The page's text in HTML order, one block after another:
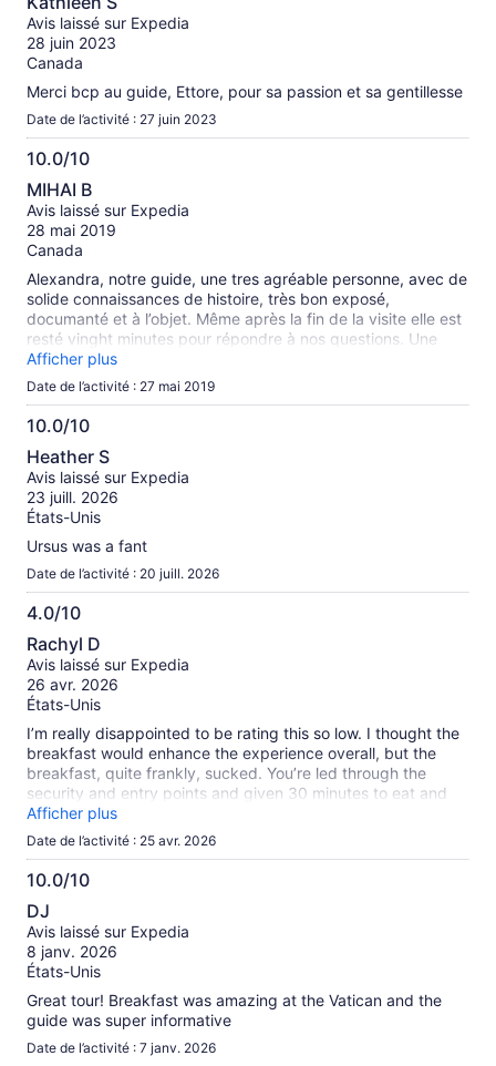
de
renseignements
sur
avis
vérifiés
sur
10
Avis laissé sur Expedia
28 juin 2023
Canada
Merci bcp au guide, Ettore, pour sa passion et sa gentillesse
Date de l’activité : 27 juin 2023
10.0/10
10.0
sur
10
MIHAI B
Avis laissé sur Expedia
28 mai 2019
Canada
Alexandra, notre guide, une tres agréable personne, avec de
solide connaissances de histoire, très bon exposé,
documanté et à l’objet. Même après la fin de la visite elle est
resté vinght minutes pour répondre à nos questions. Une
historienne compétente, malgré son jeune age. Je
recommande fortement la visite matinale du Vatican avec
félicitations City Wonders.
Afficher plus
Date de l’activité : 27 mai 2019
10.0/10
10.0
sur
10
Heather S
Avis laissé sur Expedia
23 juill. 2026
États-Unis
Ursus was a fant
Date de l’activité : 20 juill. 2026
4.0/10
4.0
sur
10
Rachyl D
Avis laissé sur Expedia
26 avr. 2026
États-Unis
I’m really disappointed to be rating this so low. I thought the
breakfast would enhance the experience overall, but the
breakfast, quite frankly, sucked. You’re led through the
security and entry points and given 30 minutes to eat and
use restroom before starting which seemed reasonable. I
was a table of 1, and the breakfast itself was all premade
you’re nearly invisible. After 20 minutes of near begging
around 4 staff members (all of them unfriendly and
uncaring), I stopped who I thought was the “lead” to explain
that I then had only 6 minutes to eat and use the restroom all
the way on the other end of the building. He didn’t care. It
was literally dropped on my table about a minute later. I had
to eat super fast which I hate, the food was meh and nothing
special, and it just made the whole experience more
stressful. Just get the regular tour and go to the check-in
point early. There are several breakfast places to eat at!
Afficher plus
Date de l’activité : 25 avr. 2026
10.0/10
10.0
sur
10
DJ
Avis laissé sur Expedia
8 janv. 2026
États-Unis
Great tour! Breakfast was amazing at the Vatican and the
guide was super informative
Date de l’activité : 7 janv. 2026